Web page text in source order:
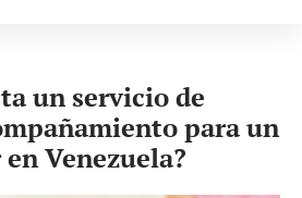
un servicio de
para un
Venezuela?